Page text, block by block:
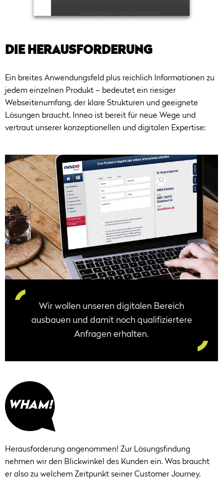
DIE HERAUSFORDERUNG
Ein breites Anwendungsfeld plus reichlich Informationen zu
jedem einzelnen Produkt – bedeutet ein riesiger
Webseitenumfang, der klare Strukturen und geeignete
Lösungen braucht. Inneo ist bereit für neue Wege und
vertraut unserer konzeptionellen und digitalen Expertise:
Wir wollen unseren digitalen Bereich
ausbauen und damit noch qualifiziertere
Anfragen erhalten.
WHAM!
Herausforderung angenommen! Zur Lösungsfindung
nehmen wir den Blickwinkel des Kunden ein. Was braucht
er also zu welchem Zeitpunkt seiner Customer Journey,